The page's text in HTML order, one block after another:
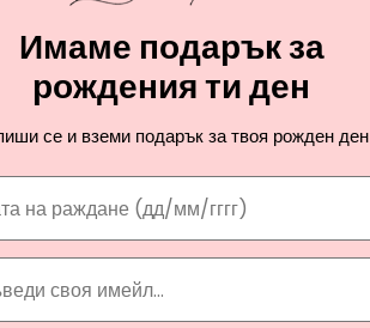
Имаме подарък за
рождения ти ден
се и вземи подарък за твоя рожден ден